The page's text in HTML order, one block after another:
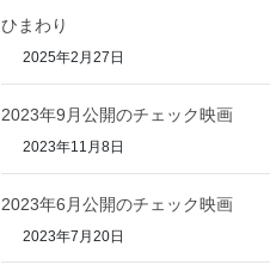
ひまわり
2025年2月27日
2023年9月公開のチェック映画
2023年11月8日
2023年6月公開のチェック映画
2023年7月20日